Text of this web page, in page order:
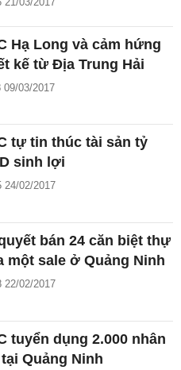
Hạ Long và cảm hứng
kế từ Địa Trung Hải
09/03/2017
tự tin thúc tài sản tỷ
sinh lợi
24/02/2017
bán 24 căn biệt thự
một sale ở Quảng Ninh
22/02/2017
tuyển dụng 2.000 nhân
Quảng Ninh